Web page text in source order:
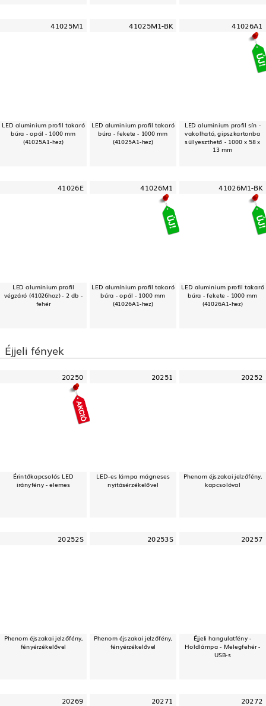
41025M1
LED aluminium profil takaró
búra - opál - 1000 mm
(41025A1-hez)
41025M1-BK
LED aluminium profil takaró
búra - fekete - 1000 mm
(41025A1-hez)
41026A1
LED aluminium profil sín -
vakolható, gipszkartonba
süllyeszthető - 1000 x 58 x
13 mm
41026E
LED aluminium profil
végzáró (41026hoz) - 2 db -
fehér
41026M1
LED alumínium profil takaró
búra - opál - 1000 mm
(41026A1-hez)
41026M1-BK
LED aluminium profil takaró
búra - fekete - 1000 mm
(41026A1-hez)
Éjjeli fények
20250
Érintőkapcsolós LED
irányfény - elemes
20251
LED-es lámpa mágneses
nyitásérzékelővel
20252
Phenom éjszakai jelzőfény,
kapcsolóval
20252S
Phenom éjszakai jelzőfény,
fényérzékelővel
20253S
Phenom éjszakai jelzőfény,
fényérzékelővel
20257
Éjjeli hangulatfény -
Holdlámpa - Melegfehér -
USB-s
20269 20271 20272